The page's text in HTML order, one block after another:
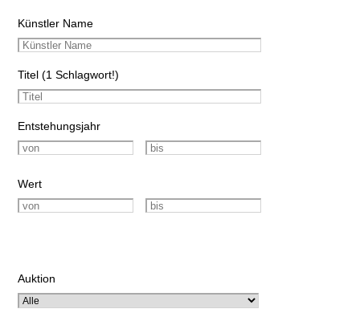
Künstler Name
Titel (1 Schlagwort!)
Entstehungsjahr
Wert
Auktion